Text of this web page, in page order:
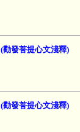
(勸發菩提心文淺釋)
(勸發菩提心文淺釋)